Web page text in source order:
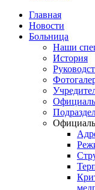
Главная
Новости
Больница
Наши
История